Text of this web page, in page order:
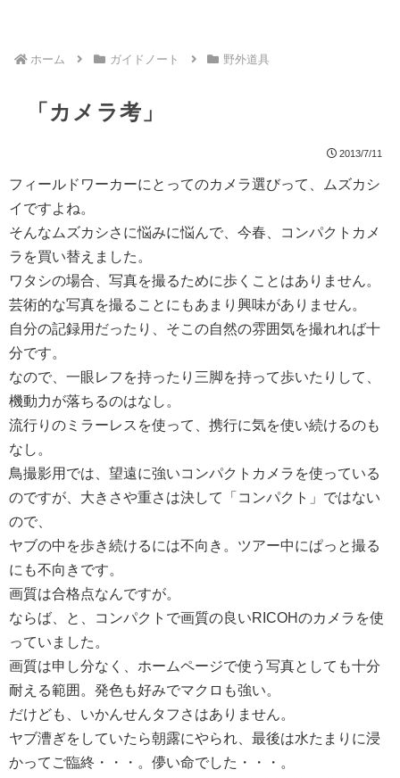
ホーム ガイドノート 野外道具
「カメラ考」
2013/7/11
フィールドワーカーにとってのカメラ選びって、ムズカシ
イですよね。
そんなムズカシさに悩みに悩んで、今春、コンパクトカメ
ラを買い替えました。
ワタシの場合、写真を撮るために歩くことはありません。
芸術的な写真を撮ることにもあまり興味がありません。
自分の記録用だったり、そこの自然の雰囲気を撮れれば十
分です。
なので、一眼レフを持ったり三脚を持って歩いたりして、
機動力が落ちるのはなし。
流行りのミラーレスを使って、携行に気を使い続けるのも
なし。
鳥撮影用では、望遠に強いコンパクトカメラを使っている
のですが、大きさや重さは決して「コンパクト」ではない
ので、
ヤブの中を歩き続けるには不向き。ツアー中にぱっと撮る
にも不向きです。
画質は合格点なんですが。
ならば、と、コンパクトで画質の良いRICOHのカメラを使
っていました。
画質は申し分なく、ホームページで使う写真としても十分
耐える範囲。発色も好みでマクロも強い。
だけども、いかんせんタフさはありません。
ヤブ漕ぎをしていたら朝露にやられ、最後は水たまりに浸
かってご臨終・・・。儚い命でした・・・。